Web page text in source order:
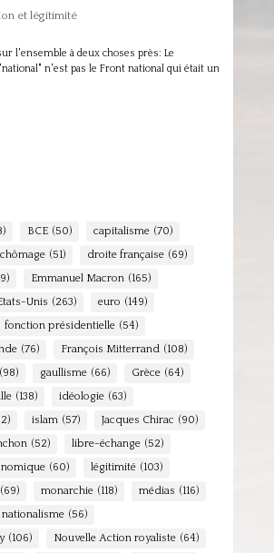
et légitimité
l'ensemble à deux choses près: Le
n'est pas le Front national qui était un
BCE (50) capitalisme (70)
chômage (51) droite française (69)
Emmanuel Macron (165)
Unis (263) euro (149)
fonction présidentielle (54)
(76) François Mitterrand (108)
(98) gaullisme (66) Grèce (64)
(138) idéologie (63)
islam (57) Jacques Chirac (90)
(52) libre-échange (52)
(60) légitimité (103)
(69) monarchie (118) médias (116)
nationalisme (56)
(106) Nouvelle Action royaliste (64)